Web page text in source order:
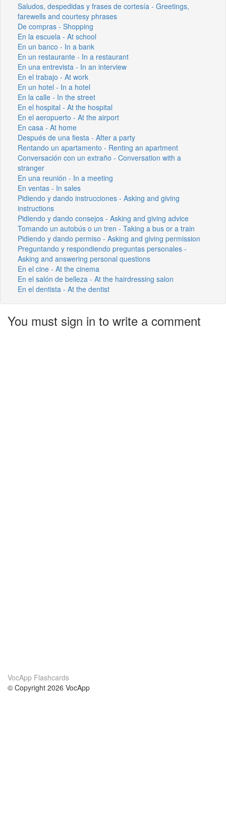
Saludos, despedidas y frases de cortesía - Greetings,
farewells and courtesy phrases
De compras - Shopping
En la escuela - At school
En un banco - In a bank
En un restaurante - In a restaurant
En una entrevista - In an interview
En el trabajo - At work
En un hotel - In a hotel
En la calle - In the street
En el hospital - At the hospital
En el aeropuerto - At the airport
En casa - At home
Después de una fiesta - After a party
Rentando un apartamento - Renting an apartment
Conversación con un extraño - Conversation with a
stranger
En una reunión - In a meeting
En ventas - In sales
Pidiendo y dando instrucciones - Asking and giving
instructions
Pidiendo y dando consejos - Asking and giving advice
Tomando un autobús o un tren - Taking a bus or a train
Pidiendo y dando permiso - Asking and giving permission
Preguntando y respondiendo preguntas personales -
Asking and answering personal questions
En el cine - At the cinema
En el salón de belleza - At the hairdressing salon
En el dentista - At the dentist
You must sign in to write a comment
VocApp Flashcards
© Copyright 2026 VocApp